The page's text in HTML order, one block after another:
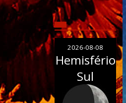
2026-08-08
Hemisfério
Sul